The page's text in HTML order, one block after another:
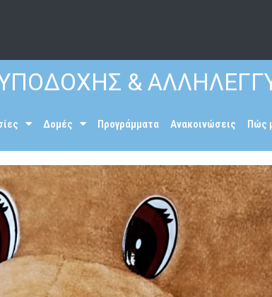
&
Δομές Προγράμματα Ανακοινώσεις Πώς